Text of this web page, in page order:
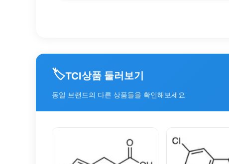
🏷️TCI상품 둘러보기
동일 브랜드의 다른 상품들을 확인해보세요